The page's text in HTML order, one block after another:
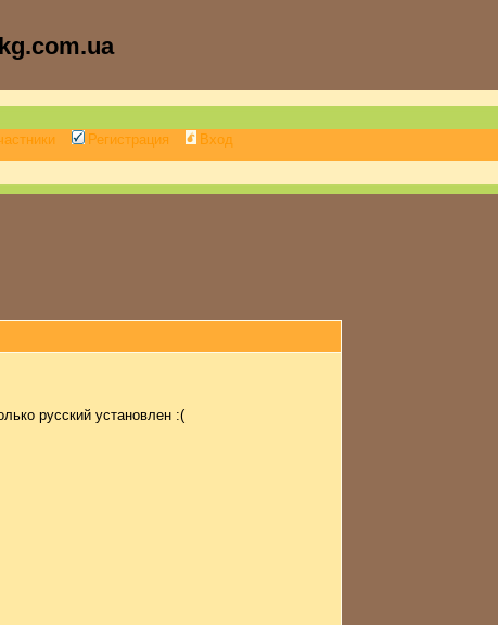
Регистрация Вход
русский установлен :(